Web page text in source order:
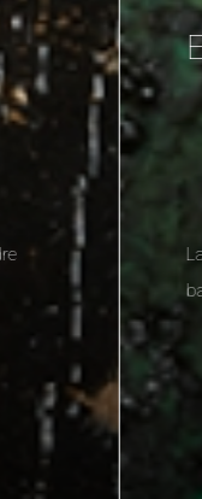
concave en